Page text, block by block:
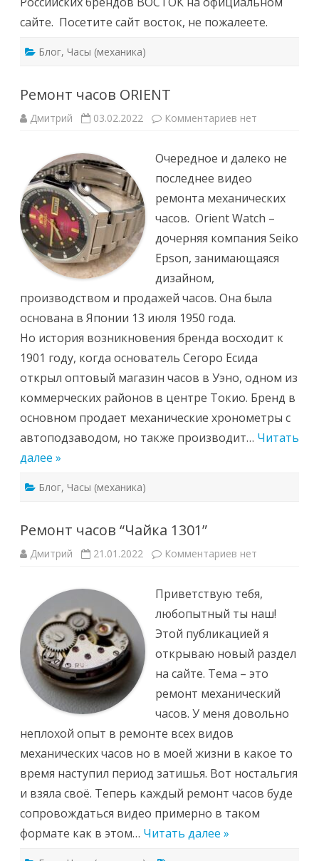
сайте. Посетите сайт восток, не пожалеете.
Блог, Часы (механика)
Ремонт часов ORIENT
Дмитрий 03.02.2022 Комментариев к
ORIENT
нет
Очередное и далеко не
последнее видео
ремонта механических
часов. Orient Watch –
дочерняя компания Seiko
Epson, занимающаяся
дизайном,
производством и продажей часов. Она была
основана в Японии 13 июля 1950 года.
Но история возникновения бренда восходит к
1901 году, когда основатель Сегоро Есида
открыл оптовый магазин часов в Уэно, одном из
коммерческих районов в центре Токио. Бренд в
основном продает механические хронометры с
автоподзаводом, но также производит… Читать
далее »
Блог, Часы (механика)
Ремонт часов “Чайка 1301”
Дмитрий 21.01.2022 Комментариев к
“Чайка
1301”
нет
Приветствую тебя,
любопытный ты наш!
Этой публикацией я
открываю новый раздел
на сайте. Тема – это
ремонт механический
часов. У меня довольно
неплохой опыт в ремонте всех видов
механических часов но в моей жизни в какое то
время наступил период затишья. Вот ностальгия
и взяла своё. Теперь каждый ремонт часов буде
сопровождаться видео примерно в таком
формате как в этом… Читать далее »